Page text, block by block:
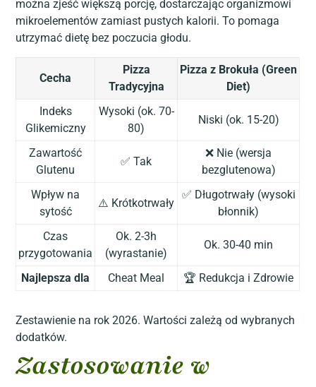
można zjeść większą porcję, dostarczając organizmowi
mikroelementów zamiast pustych kalorii. To pomaga
utrzymać dietę bez poczucia głodu.
Cecha
Pizza
Tradycyjna
Pizza z Brokuła (Green
Diet)
Indeks
Glikemiczny
Wysoki (ok. 70-
80)
Niski (ok. 15-20)
Zawartość
Glutenu
✅ Tak
❌ Nie (wersja
bezglutenowa)
Wpływ na
sytość
⚠️ Krótkotrwały
✅ Długotrwały (wysoki
błonnik)
Czas
przygotowania
Ok. 2-3h
(wyrastanie)
Ok. 30-40 min
Najlepsza dla Cheat Meal 🏆 Redukcja i Zdrowie
Zestawienie na rok 2026. Wartości zależą od wybranych
dodatków.
Zastosowanie w